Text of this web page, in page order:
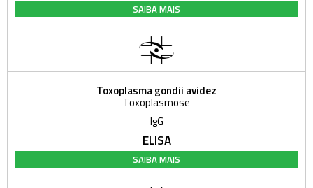
SAIBA MAIS
Toxoplasma gondii avidez
Toxoplasmose
IgG
ELISA
SAIBA MAIS